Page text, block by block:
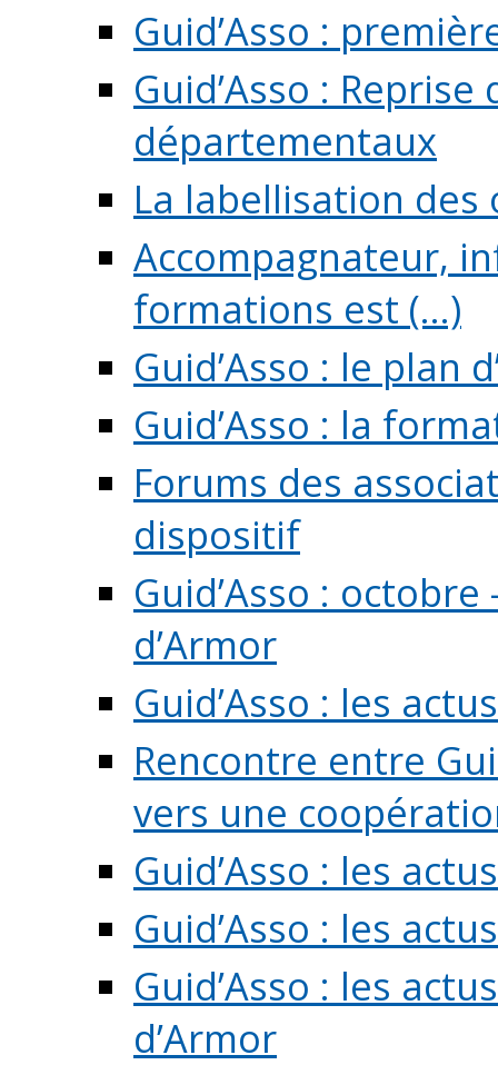
Guid’Asso :
Guid’Asso :
départementaux
La labellisation
Accompagnateur,
formations est (...)
Guid’Asso : le plan
Guid’Asso : la
Forums des
dispositif
Guid’Asso :
d’Armor
Guid’Asso : les
Rencontre entre
vers une
Guid’Asso : les
Guid’Asso : les
Guid’Asso : les
d’Armor